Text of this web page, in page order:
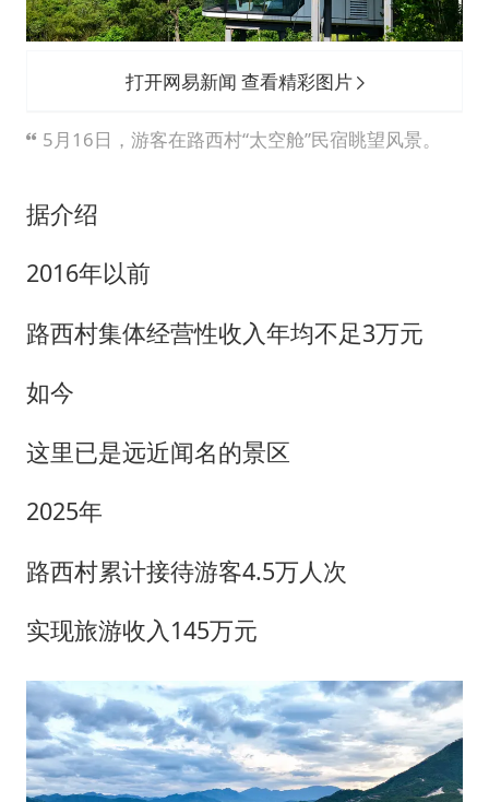
打开网易新闻 查看精彩图片
5月16日，游客在路西村“太空舱”民宿眺望风景。
据介绍
2016年以前
路西村集体经营性收入年均不足3万元
如今
这里已是远近闻名的景区
2025年
路西村累计接待游客4.5万人次
实现旅游收入145万元